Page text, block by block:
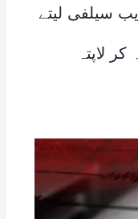
سیلفی لیتے
لاپتہ